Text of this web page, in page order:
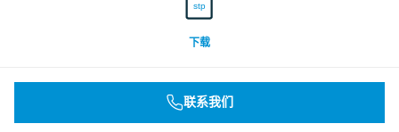
stp
下载
联系我们